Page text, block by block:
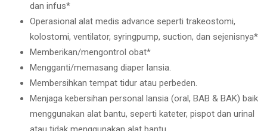
dan infus*
Operasional alat medis advance seperti trakeostomi,
kolostomi, ventilator, syringpump, suction, dan sejenisnya*
Memberikan/mengontrol obat*
Mengganti/memasang diaper lansia.
Membersihkan tempat tidur atau perbeden.
Menjaga kebersihan personal lansia (oral, BAB & BAK) baik
menggunakan alat bantu, seperti kateter, pispot dan urinal